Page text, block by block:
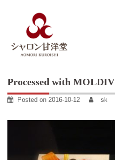
Processed with MOLDIV
Posted on 2016-10-12 sk